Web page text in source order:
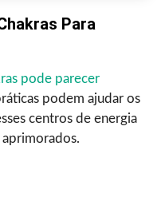
Para
pode parecer
podem ajudar os
centros de energia